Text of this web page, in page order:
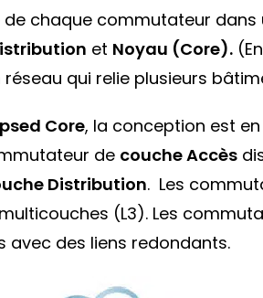
chaque commutateur
et Noyau (Core).
qui relie plusieurs
Core, la conception est
de couche Accès
Distribution. Les
(L3). Les
avec des liens redondants.